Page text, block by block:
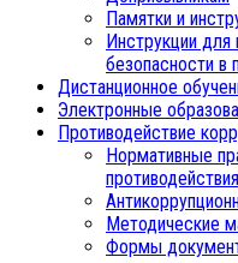
Памятки и
Инструкции для
безопасности в
Дистанционное
Электронные
Противодействие
Нормативные
Методические
Формы